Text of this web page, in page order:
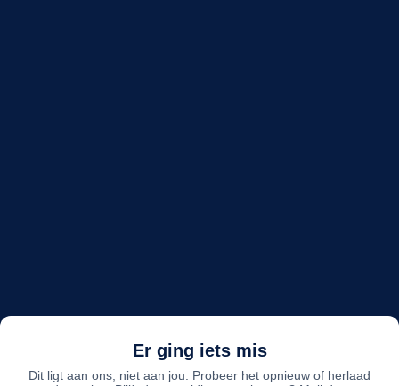
Er ging iets mis
Dit ligt aan ons, niet aan jou. Probeer het opnieuw of herlaad